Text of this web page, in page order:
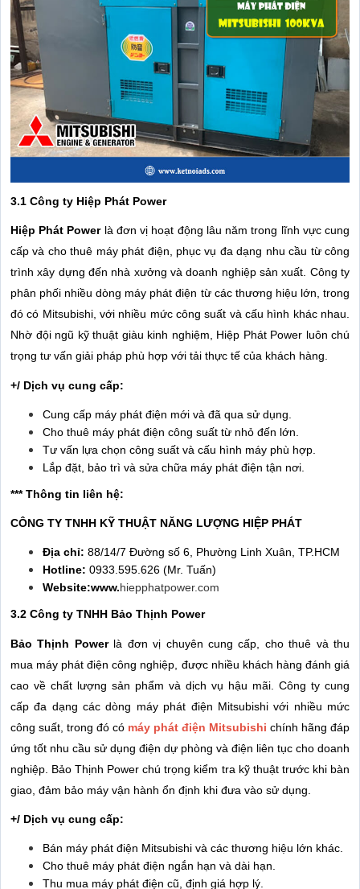
3.1 Công ty Hiệp Phát Power
Hiệp Phát Powerlà đơn vị hoạt động lâu năm trong lĩnh vực cung
cấp và cho thuê máy phát điện, phục vụ đa dạng nhu cầu từ công
trình xây dựng đến nhà xưởng và doanh nghiệp sản xuất. Công ty
phân phối nhiều dòng máy phát điện từ các thương hiệu lớn, trong
đó có Mitsubishi, với nhiều mức công suất và cấu hình khác nhau.
Nhờ đội ngũ kỹ thuật giàu kinh nghiệm, Hiệp Phát Power luôn chú
trọng tư vấn giải pháp phù hợp với tải thực tế của khách hàng.
+/ Dịch vụ cung cấp:
Cung cấp máy phát điện mới và đã qua sử dụng.
Cho thuê máy phát điện công suất từ nhỏ đến lớn.
Tư vấn lựa chọn công suất và cấu hình máy phù hợp.
Lắp đặt, bảo trì và sửa chữa máy phát điện tận nơi.
*** Thông tin liên hệ:
CÔNG TY TNHH KỸ THUẬT NĂNG LƯỢNG HIỆP PHÁT
Địa chỉ: 88/14/7 Đường số 6, Phường Linh Xuân, TP.HCM
Hotline: 0933.595.626 (Mr. Tuấn)
Website:www.hiepphatpower.com
3.2 Công ty TNHH Bảo Thịnh Power
Bảo Thịnh Powerlà đơn vị chuyên cung cấp, cho thuê và thu
mua máy phát điện công nghiệp, được nhiều khách hàng đánh giá
cao về chất lượng sản phẩm và dịch vụ hậu mãi. Công ty cung
cấp đa dạng các dòng máy phát điện Mitsubishi với nhiều mức
công suất, trong đó có máy phát điện Mitsubishi chính hãng đáp
ứng tốt nhu cầu sử dụng điện dự phòng và điện liên tục cho doanh
nghiệp. Bảo Thịnh Power chú trọng kiểm tra kỹ thuật trước khi bàn
giao, đảm bảo máy vận hành ổn định khi đưa vào sử dụng.
+/ Dịch vụ cung cấp:
Bán máy phát điện Mitsubishi và các thương hiệu lớn khác.
Cho thuê máy phát điện ngắn hạn và dài hạn.
Thu mua máy phát điện cũ, định giá hợp lý.